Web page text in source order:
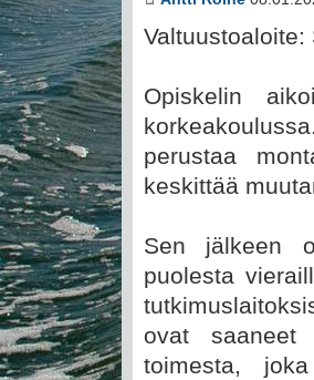
Opiskelin
perustaa
keskittää
Sen jälkeen
puolesta
ovat saaneet
toimesta,